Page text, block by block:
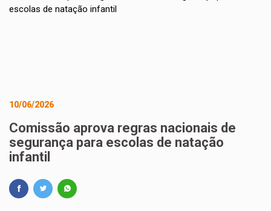
10/06/2026
Comissão aprova regras nacionais de
segurança para escolas de natação
infantil